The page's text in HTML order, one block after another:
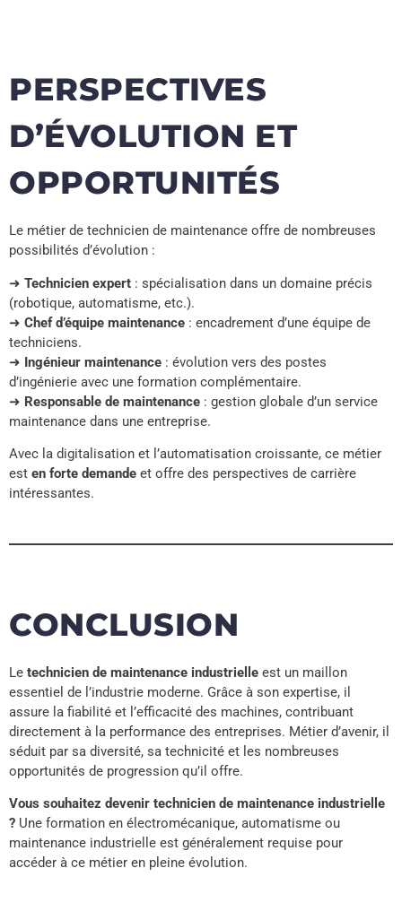
PERSPECTIVES
D’ÉVOLUTION ET
OPPORTUNITÉS
Le métier de technicien de maintenance offre de nombreuses
possibilités d’évolution :
➜ Technicien expert : spécialisation dans un domaine précis
(robotique, automatisme, etc.).
➜ Chef d’équipe maintenance : encadrement d’une équipe de
techniciens.
➜ Ingénieur maintenance : évolution vers des postes
d’ingénierie avec une formation complémentaire.
➜ Responsable de maintenance : gestion globale d’un service
maintenance dans une entreprise.
Avec la digitalisation et l’automatisation croissante, ce métier
est en forte demande et offre des perspectives de carrière
intéressantes.
CONCLUSION
Le technicien de maintenance industrielle est un maillon
essentiel de l’industrie moderne. Grâce à son expertise, il
assure la fiabilité et l’efficacité des machines, contribuant
directement à la performance des entreprises. Métier d’avenir, il
séduit par sa diversité, sa technicité et les nombreuses
opportunités de progression qu’il offre.
Vous souhaitez devenir technicien de maintenance industrielle
? Une formation en électromécanique, automatisme ou
maintenance industrielle est généralement requise pour
accéder à ce métier en pleine évolution.